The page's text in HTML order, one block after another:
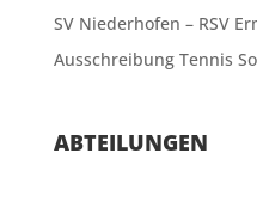
SV Niederhofen – RSV
Ausschreibung Tennis
ABTEILUNGEN